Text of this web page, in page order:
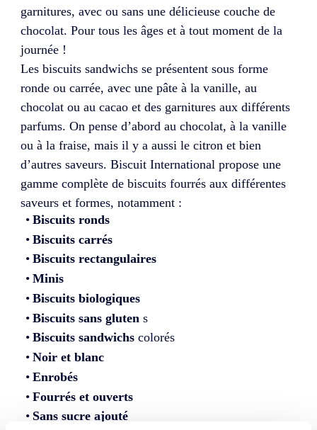
garnitures, avec ou sans une délicieuse couche de
chocolat. Pour tous les âges et à tout moment de la
journée !
Les biscuits sandwichs se présentent sous forme
ronde ou carrée, avec une pâte à la vanille, au
chocolat ou au cacao et des garnitures aux différents
parfums. On pense d’abord au chocolat, à la vanille
ou à la fraise, mais il y a aussi le citron et bien
d’autres saveurs. Biscuit International propose une
gamme complète de biscuits fourrés aux différentes
saveurs et formes, notamment :
Biscuits ronds
Biscuits carrés
Biscuits rectangulaires
Minis
Biscuits biologiques
Biscuits sans gluten s
Biscuits sandwichscolorés
Noir et blanc
Enrobés
Fourrés et ouverts
Sans sucre ajouté